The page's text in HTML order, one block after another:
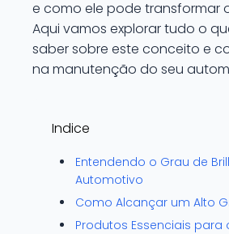
e como ele pode transformar
Aqui vamos explorar tudo o
saber sobre este conceito e
na manutenção do seu
Indice
Entendendo o Grau de
Automotivo
Como Alcançar um Alto
Produtos Essenciais para